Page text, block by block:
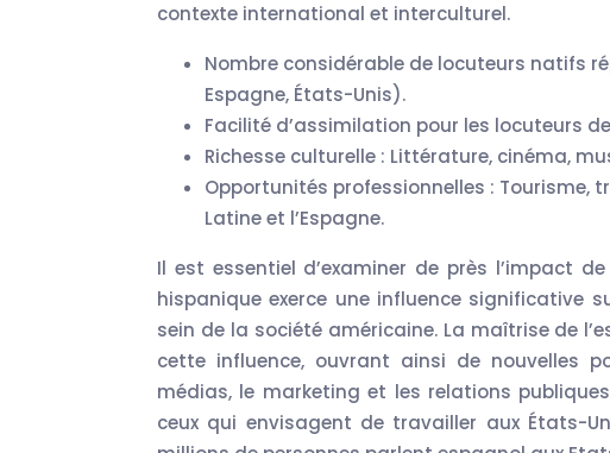
contexte international et interculturel.
Nombre considérable de locuteurs natifs
Espagne, États-Unis).
Facilité d’assimilation pour les locuteurs
Richesse culturelle : Littérature, cinéma,
Opportunités professionnelles : Tourisme,
Latine et l’Espagne.
Il est essentiel d’examiner de près l’impact
hispanique exerce une influence significative
sein de la société américaine. La maîtrise de
cette influence, ouvrant ainsi de nouvelles
médias, le marketing et les relations
ceux qui envisagent de travailler aux États-